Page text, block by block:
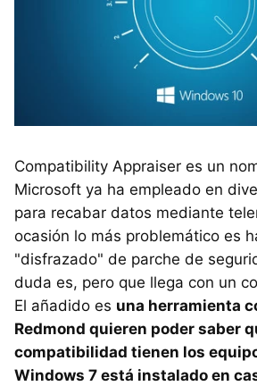
Compatibility Appraiser es un
Microsoft ya ha empleado en
para recabar datos mediante
ocasión lo más problemático es
"disfrazado" de parche de
duda es, pero que llega con un
El añadido es una herramienta
Redmond quieren poder saber
compatibilidad tienen los
Windows 7 está instalado en